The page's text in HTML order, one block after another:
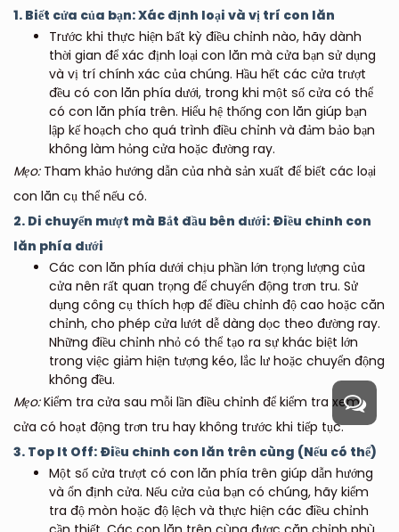
1. Biết cửa của bạn: Xác định loại và vị trí con lăn
Trước khi thực hiện bất kỳ điều chỉnh nào, hãy dành
thời gian để xác định loại con lăn mà cửa bạn sử dụng
và vị trí chính xác của chúng. Hầu hết các cửa trượt
đều có con lăn phía dưới, trong khi một số cửa có thể
có con lăn phía trên. Hiểu hệ thống con lăn giúp bạn
lập kế hoạch cho quá trình điều chỉnh và đảm bảo bạn
không làm hỏng cửa hoặc đường ray.
Mẹo: Tham khảo hướng dẫn của nhà sản xuất để biết các loại
con lăn cụ thể nếu có.
2. Di chuyển mượt mà Bắt đầu bên dưới: Điều chỉnh con
lăn phía dưới
Các con lăn phía dưới chịu phần lớn trọng lượng của
cửa nên rất quan trọng để chuyển động trơn tru. Sử
dụng công cụ thích hợp để điều chỉnh độ cao hoặc căn
chỉnh, cho phép cửa lướt dễ dàng dọc theo đường ray.
Những điều chỉnh nhỏ có thể tạo ra sự khác biệt lớn
trong việc giảm hiện tượng kéo, lắc lư hoặc chuyển động
không đều.
Mẹo:Kiểm tra cửa sau mỗi lần điều chỉnh để kiểm tra xem
cửa có hoạt động trơn tru hay không trước khi tiếp tục.
3. Top It Off: Điều chỉnh con lăn trên cùng (Nếu có thể)
Một số cửa trượt có con lăn phía trên giúp dẫn hướng
và ổn định cửa. Nếu cửa của bạn có chúng, hãy kiểm
tra độ mòn hoặc độ lệch và thực hiện các điều chỉnh